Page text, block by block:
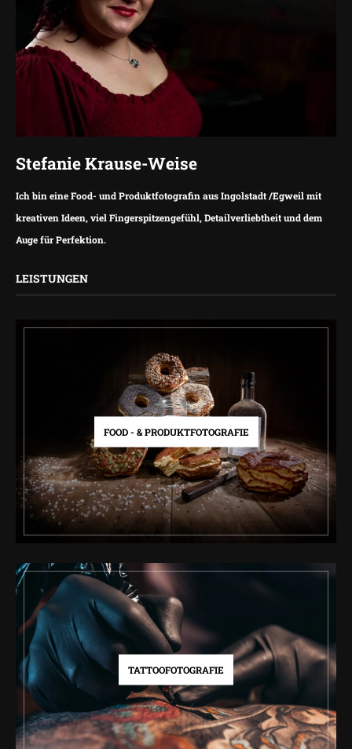
Stefanie Krause-Weise
Ich bin eine Food- und Produktfotografin aus Ingolstadt /Egweil mit
kreativen Ideen, viel Fingerspitzengefühl, Detailverliebtheit und dem
Auge für Perfektion.
LEISTUNGEN
FOOD - & PRODUKTFOTOGRAFIE
TATTOOFOTOGRAFIE